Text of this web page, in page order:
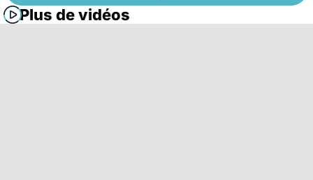
Plus de vidéos